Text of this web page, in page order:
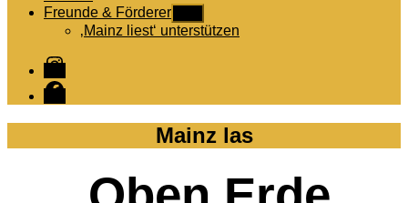
Freunde & Förderer
anzeigen
‚Mainz liest‘ unterstützen
Instagram
Facebook
Mainz las